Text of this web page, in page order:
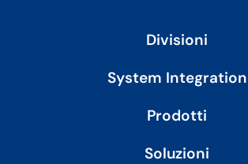
Divisioni
System Integration
Prodotti
Soluzioni